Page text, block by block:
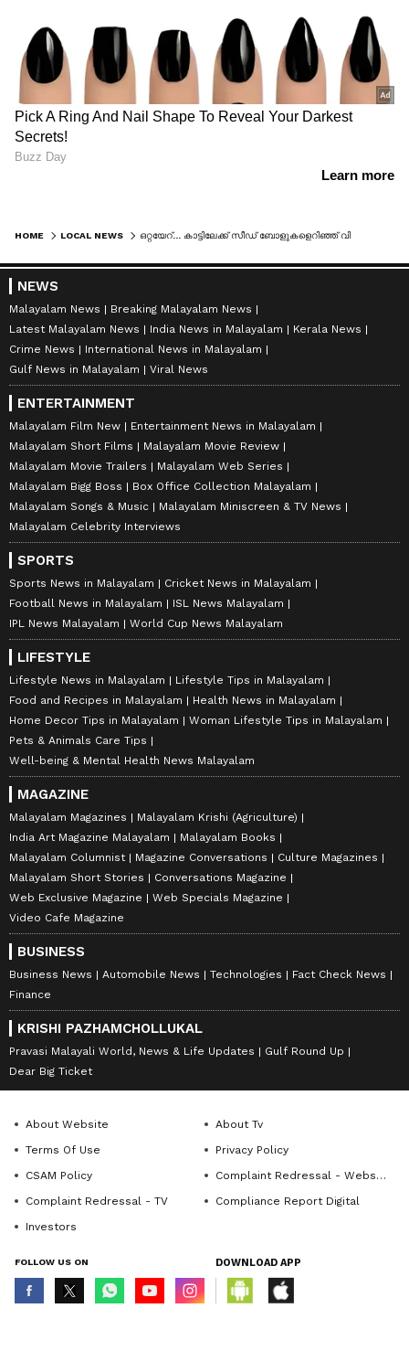
HOME LOCAL NEWS
NEWS
Malayalam News
Breaking Malayalam News
Latest Malayalam News
India News in Malayalam
Kerala News
Crime News
International News in Malayalam
Gulf News in Malayalam
Viral News
ENTERTAINMENT
Malayalam Film New
Entertainment News in Malayalam
Malayalam Short Films
Malayalam Movie Review
Malayalam Movie Trailers
Malayalam Web Series
Malayalam Bigg Boss
Box Office Collection Malayalam
Malayalam Songs & Music
Malayalam Miniscreen & TV News
Malayalam Celebrity Interviews
SPORTS
Sports News in Malayalam
Cricket News in Malayalam
Football News in Malayalam
ISL News Malayalam
IPL News Malayalam
World Cup News Malayalam
LIFESTYLE
Lifestyle News in Malayalam
Lifestyle Tips in Malayalam
Food and Recipes in Malayalam
Health News in Malayalam
Home Decor Tips in Malayalam
Woman Lifestyle Tips in Malayalam
Pets & Animals Care Tips
Well-being & Mental Health News Malayalam
MAGAZINE
Malayalam Magazines
Malayalam Krishi (Agriculture)
India Art Magazine Malayalam
Malayalam Books
Malayalam Columnist
Magazine Conversations
Culture Magazines
Malayalam Short Stories
Conversations Magazine
Web Exclusive Magazine
Web Specials Magazine
Video Cafe Magazine
BUSINESS
Business News Automobile News Technologies
Fact Check News
Finance
KRISHI PAZHAMCHOLLUKAL
Pravasi Malayali World, News & Life Updates
Gulf Round Up
Dear Big Ticket
About Website
About Tv
Terms Of Use
Privacy Policy
CSAM Policy
Complaint Redressal - Website
Complaint Redressal - TV
Compliance Report Digital
Investors
FOLLOW US ON DOWNLOAD APP